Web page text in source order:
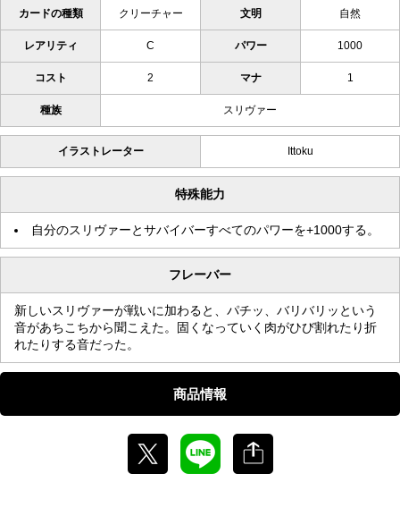
カードの種類 クリーチャー 文明 自然
レアリティ C パワー 1000
コスト 2 マナ 1
種族 スリヴァー
イラストレーター Ittoku
特殊能力
自分のスリヴァーとサバイバーすべてのパワーを+1000する。
フレーバー
新しいスリヴァーが戦いに加わると、パチッ、バリバリッという
音があちこちから聞こえた。固くなっていく肉がひび割れたり折
れたりする音だった。
商品情報